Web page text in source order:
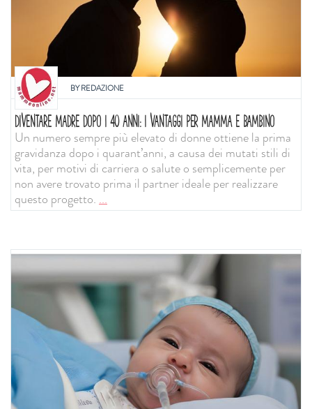
BYREDAZIONE
DIVENTARE MADRE DOPO I 40 ANNI: I VANTAGGI PER MAMMA E BAMBINO
Un numero sempre più elevato di donne ottiene la prima
gravidanza dopo i quarant’anni, a causa dei mutati stili di
vita, per motivi di carriera o salute o semplicemente per
non avere trovato prima il partner ideale per realizzare
questo progetto....